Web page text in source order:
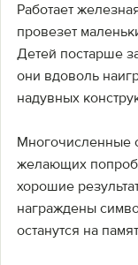
Работает
провезет
Детей постарше
они вдоволь
надувных
Многочисленные
желающих
хорошие
награждены
останутся на